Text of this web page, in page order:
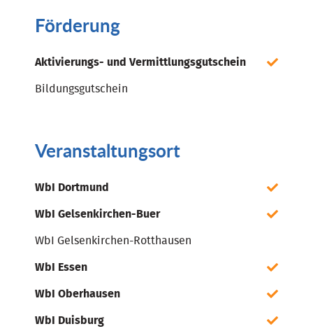
Förderung
Aktivierungs- und Vermittlungsgutschein
Bildungsgutschein
Veranstaltungsort
WbI Dortmund
WbI Gelsenkirchen-Buer
WbI Gelsenkirchen-Rotthausen
WbI Essen
WbI Oberhausen
WbI Duisburg